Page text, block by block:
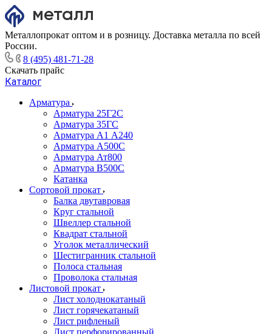
Металлопрокат оптом и в розницу. Доставка металла по всей
России.
8 (495) 481-71-28
Скачать прайс
Каталог
Арматура
Арматура 25Г2С
Арматура 35ГС
Арматура А1 А240
Арматура А500С
Арматура Ат800
Арматура В500С
Катанка
Сортовой прокат
Балка двутавровая
Круг стальной
Швеллер стальной
Квадрат стальной
Уголок металлический
Шестигранник стальной
Полоса стальная
Проволока стальная
Листовой прокат
Лист холоднокатаный
Лист горячекатаный
Лист рифленый
Лист перфорированный